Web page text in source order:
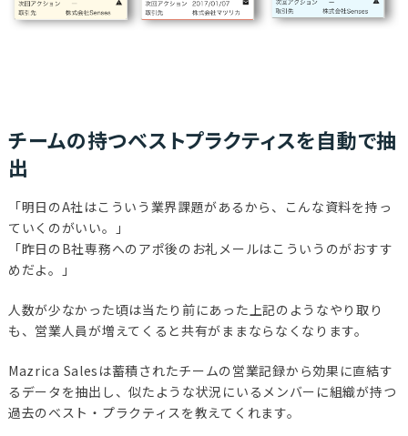
チームの持つベストプラクティスを自動で抽
出
「明日のA社はこういう業界課題があるから、こんな資料を持っ
ていくのがいい。」
「昨日のB社専務へのアポ後のお礼メールはこういうのがおすす
めだよ。」
人数が少なかった頃は当たり前にあった上記のようなやり取り
も、営業人員が増えてくると共有がままならなくなります。
Mazrica Salesは蓄積されたチームの営業記録から効果に直結す
るデータを抽出し、似たような状況にいるメンバーに組織が持つ
過去のベスト・プラクティスを教えてくれます。